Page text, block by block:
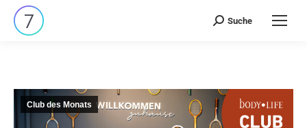
Search:
Suche
Club des Monats